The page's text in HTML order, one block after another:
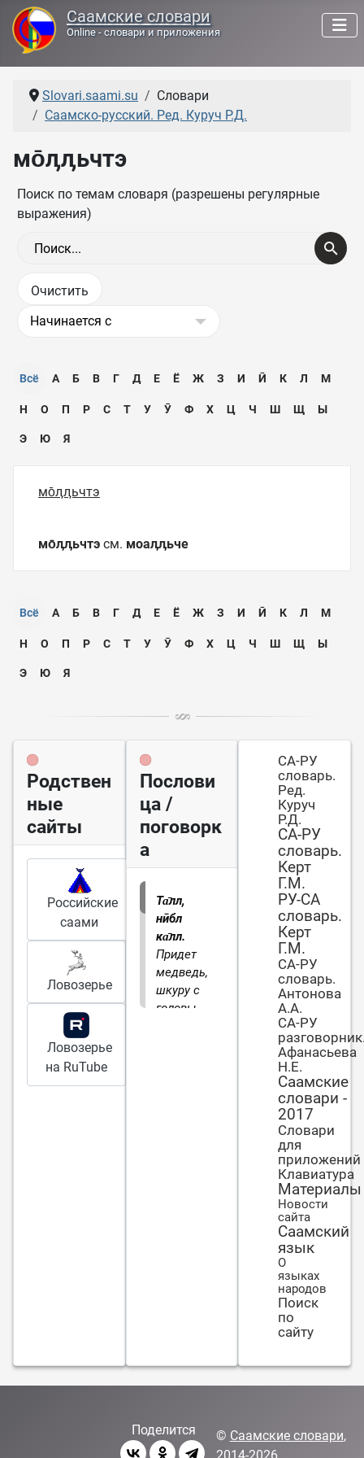
Саамские словари
Online - словари и приложения
Slovari.saami.su
Словари
Саамско-русский. Ред. Куруч Р.Д.
мо̄ӆӆьчтэ
Поиск по темам словаря (разрешены регулярные
выражения)
Всё А Б В Г Д Е Ё Ж З И Ӣ К Л М
Н О П Р С Т У Ӯ Ф Х Ц Ч Ш Щ Ы
Э Ю Я
мо̄ӆӆьчтэ
мо̄ӆӆьчтэ см. моаӆӆьче
Всё А Б В Г Д Е Ё Ж З И Ӣ К Л М
Н О П Р С Т У Ӯ Ф Х Ц Ч Ш Щ Ы
Э Ю Я
Родствен
ные
сайты
Российские
саами
Ловозерье
Ловозерье
на RuTube
Послови
ца /
поговорк
а
Та̄лл,
нӣбл
ка̄лл.
Придет
медведь,
шкуру с
головы
СА-РУ
словарь.
Ред.
Куруч
Р.Д.
СА-РУ
словарь.
Керт
Г.М.
РУ-СА
словарь.
Керт
Г.М.
СА-РУ
словарь.
Антонова
А.А.
СА-РУ
Афанасьева
Н.Е.
Саамские
словари -
2017
Словари
для
приложений
Клавиатура
Материалы
Новости
сайта
Саамский
язык
О
языках
народов
Поиск
по
сайту
Поделится © Саамские словари,